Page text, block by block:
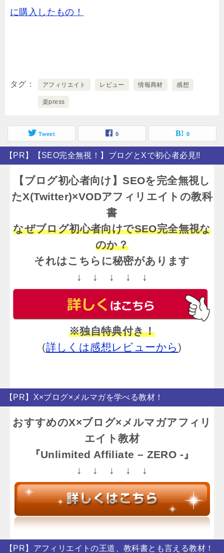
に購入したもの！
タグ アフィリエイト レビュー 情報商材 感想
楽press
Tweet 0 0
【PR】【SEO完全無視！】ブログとXで初心者必見!!
【ブログ初心者向け】SEOを完全無視し
たX(Twitter)×VODアフィリエイトの教科
書
なぜブログ初心者向けでSEO完全無視な
のか？
それはこちらに秘密があります
↓ ↓ ↓ ↓ ↓
※独自特典付き！
(詳しくは感想レビューから)
【PR】X×ブログ×メルマガを学べる教材！
おすすめのX×ブログ×メルマガアフィリ
エイト教材
『Unlimited Affiliate – ZERO -』
↓ ↓ ↓ ↓ ↓
【PR】アフィリエイトの王道、教科書とも言える教材！